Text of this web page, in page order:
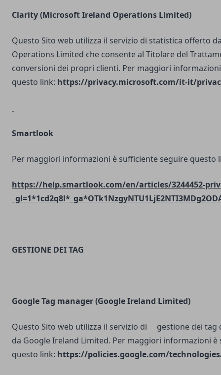
Clarity (Microsoft Ireland Operations Limited)
Questo Sito web utilizza il servizio di statistica offerto
Operations Limited che consente al Titolare del
conversioni dei propri clienti. Per maggiori
questo link: https://privacy.microsoft.com/it-it/
Smartlook
Per maggiori informazioni è sufficiente seguire questo
https://help.smartlook.com/en/articles/3244452-
GESTIONE DEI TAG
Google Tag manager (Google Ireland Limited)
Questo Sito web utilizza il servizio di gestione dei tag
da Google Ireland Limited. Per maggiori informazioni
questo link: https://policies.google.com/